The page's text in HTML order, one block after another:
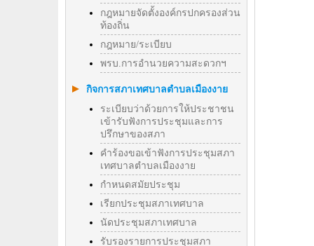
กฎหมายจัดตั้งองค์กรปกครองส่วน
ท้องถิ่น
กฎหมาย/ระเบียบ
พรบ.การอำนวยความสะดวกฯ
กิจการสภาเทศบาลตำบลเมืองงาย
ระเบียบว่าด้วยการให้ประชาชน
เข้ารับฟังการประชุมและการ
ปรึกษาของสภา
คำร้องขอเข้าฟังการประชุมสภา
เทศบาลตำบลเมืองงาย
กำหนดสมัยประชุม
เรียกประชุมสภาเทศบาล
นัดประชุมสภาเทศบาล
รับรองรายการประชุมสภา